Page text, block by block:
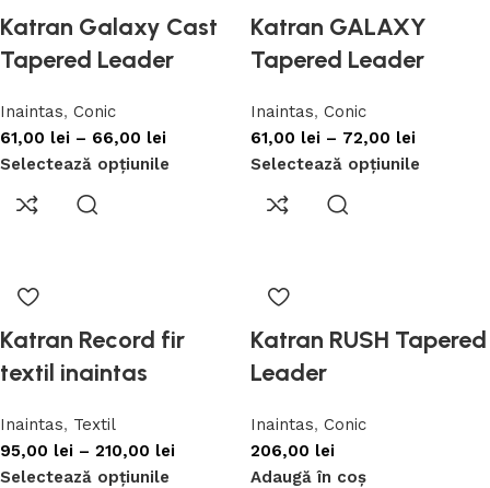
Katran Galaxy Cast
Tapered Leader
Inaintas, Conic
61,00 lei – 66,00 lei
Selectează opțiunile
Katran GALAXY
Tapered Leader
Inaintas, Conic
61,00 lei – 72,00 lei
Selectează opțiunile
Katran Record fir
textil inaintas
Inaintas, Textil
95,00 lei – 210,00 lei
Selectează opțiunile
Katran RUSH Tapered
Leader
Inaintas, Conic
206,00 lei
Adaugă în coș